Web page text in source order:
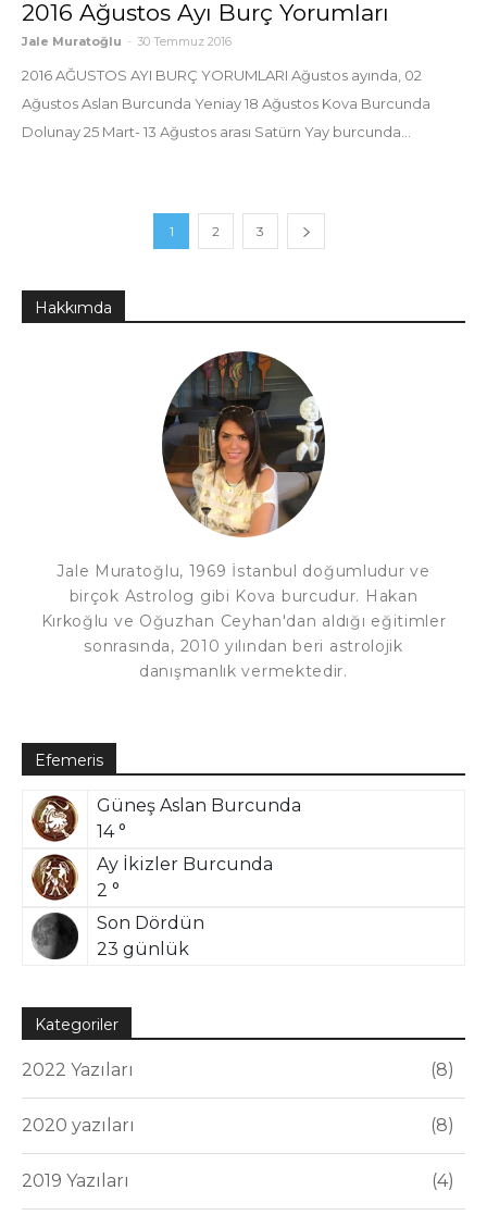
2016 Ağustos Ayı Burç Yorumları
Jale Muratoğlu - 30 Temmuz 2016
2016 AĞUSTOS AYI BURÇ YORUMLARI Ağustos ayında, 02
Ağustos Aslan Burcunda Yeniay 18 Ağustos Kova Burcunda
Dolunay 25 Mart- 13 Ağustos arası Satürn Yay burcunda...
1 2 3
Hakkımda
Jale Muratoğlu, 1969 İstanbul doğumludur ve
birçok Astrolog gibi Kova burcudur. Hakan
Kırkoğlu ve Oğuzhan Ceyhan'dan aldığı eğitimler
sonrasında, 2010 yılından beri astrolojik
danışmanlık vermektedir.
Efemeris
Güneş Aslan Burcunda
14 °
Ay İkizler Burcunda
2 °
Son Dördün
23 günlük
Kategoriler
2022 Yazıları 8
2020 yazıları 8
2019 Yazıları 4